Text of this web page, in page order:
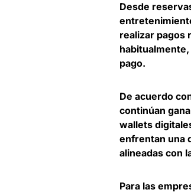
Desde
realizar pagos
habitualmente
pago.
De acuerdo
continúan
wallets
enfrentan una
alineadas con
Para las